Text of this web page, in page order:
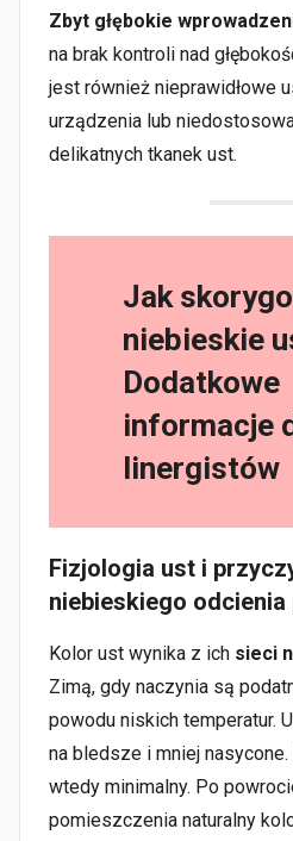
Zbyt głębokie
na brak kontroli nad
jest również nieprawidłowe
urządzenia lub
delikatnych tkanek ust.
Jak
niebieskie
Dodatkowe
informacje
linergistów
Fizjologia ust i
niebieskiego odcienia
Kolor ust wynika z ich sieci
Zimą, gdy naczynia są
powodu niskich temperatur.
na bledsze i mniej
wtedy minimalny. Po
pomieszczenia naturalny